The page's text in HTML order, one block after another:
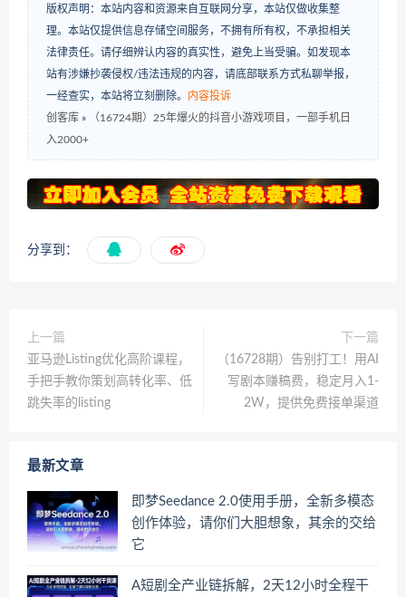
版权声明：本站内容和资源来自互联网分享，本站仅做收集整
理。本站仅提供信息存储空间服务，不拥有所有权，不承担相关
法律责任。请仔细辨认内容的真实性，避免上当受骗。如发现本
站有涉嫌抄袭侵权/违法违规的内容，请底部联系方式私聊举报，
一经查实，本站将立刻删除。 内容投诉
创客库 »
（16724期）25年爆火的抖音小游戏项目，一部手机日
入2000+
分享到：
上一篇
亚马逊Listing优化高阶课程，
手把手教你策划高转化率、低
跳失率的listing
下一篇
（16728期）告别打工！用AI
写剧本赚稿费，稳定月入1-
2W，提供免费接单渠道
最新文章
即梦Seedance 2.0使用手册，全新多模态
创作体验，请你们大胆想象，其余的交给
它
A短剧全产业链拆解，2天12小时全程干